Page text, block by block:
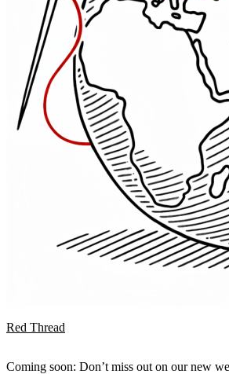
Red Thread
Coming soon: Don’t miss out on our new